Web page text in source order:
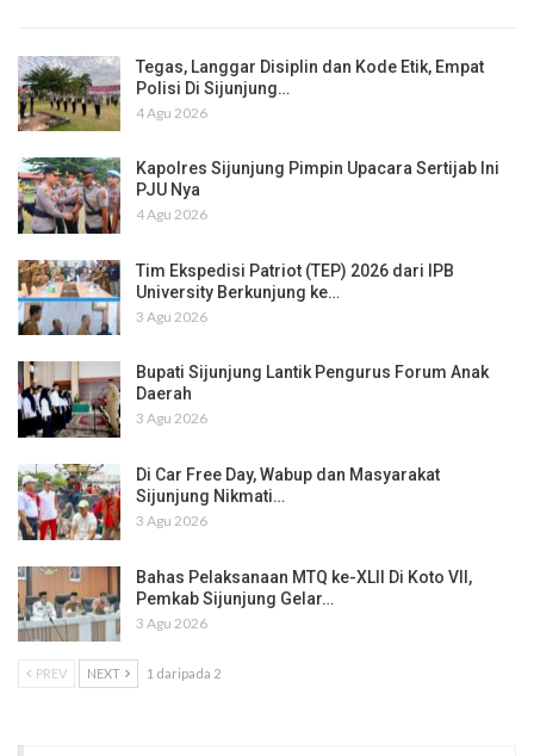
Tegas, Langgar Disiplin dan Kode Etik, Empat
Polisi Di Sijunjung…
4 Agu 2026
Kapolres Sijunjung Pimpin Upacara Sertijab Ini
PJU Nya
4 Agu 2026
Tim Ekspedisi Patriot (TEP) 2026 dari IPB
University Berkunjung ke…
3 Agu 2026
Bupati Sijunjung Lantik Pengurus Forum Anak
Daerah
3 Agu 2026
Di Car Free Day, Wabup dan Masyarakat
Sijunjung Nikmati…
3 Agu 2026
Bahas Pelaksanaan MTQ ke-XLII Di Koto VII,
Pemkab Sijunjung Gelar…
3 Agu 2026
PREV NEXT 1 daripada 2